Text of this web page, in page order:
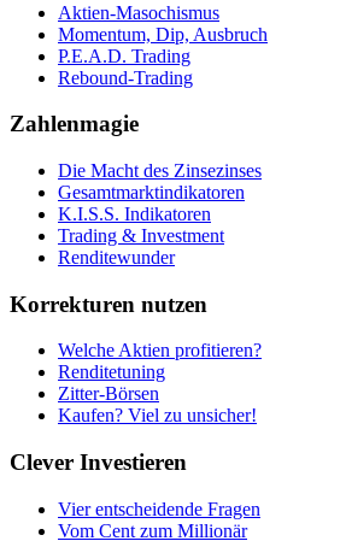
Aktien-Masochismus
Momentum, Dip, Ausbruch
P.E.A.D. Trading
Rebound-Trading
Zahlenmagie
Die Macht des Zinsezinses
Gesamtmarktindikatoren
K.I.S.S. Indikatoren
Trading & Investment
Renditewunder
Korrekturen nutzen
Welche Aktien profitieren?
Renditetuning
Zitter-Börsen
Kaufen? Viel zu unsicher!
Clever Investieren
Vier entscheidende Fragen
Vom Cent zum Millionär